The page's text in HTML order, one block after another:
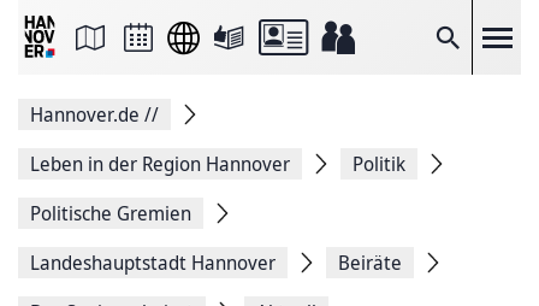
Suche
Seite
Facebook
teilen
Seitenlink
Seite
Hannover.de //
Leben in der Region Hannover
Politik
Politische Gremien
Landeshauptstadt Hannover
Beiräte